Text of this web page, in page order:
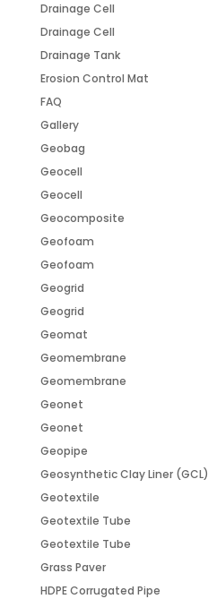
Drainage Cell
Drainage Cell
Drainage Tank
Erosion Control Mat
FAQ
Gallery
Geobag
Geocell
Geocell
Geocomposite
Geofoam
Geofoam
Geogrid
Geogrid
Geomat
Geomembrane
Geomembrane
Geonet
Geonet
Geopipe
Geosynthetic Clay Liner (GCL)
Geotextile
Geotextile Tube
Geotextile Tube
Grass Paver
HDPE Corrugated Pipe